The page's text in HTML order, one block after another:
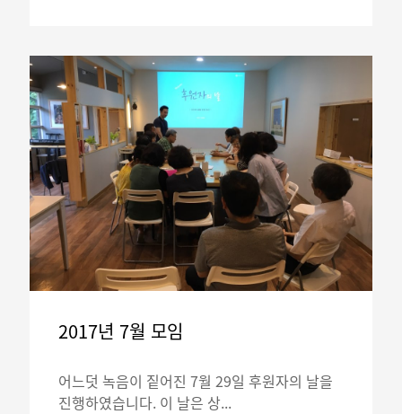
2017년 7월 모임
어느덧 녹음이 짙어진 7월 29일 후원자의 날을
진행하였습니다. 이 날은 상...